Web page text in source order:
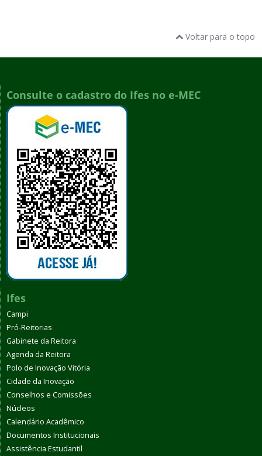
Voltar para o topo
Consulte o cadastro do Ifes no e-MEC
Ifes
Campi
Pró-Reitorias
Gabinete da Reitora
Agenda da Reitora
Polo de Inovação Vitória
Cidade da Inovação
Conselhos e Comissões
Núcleos
Calendário Acadêmico
Documentos Institucionais
Assistência Estudantil